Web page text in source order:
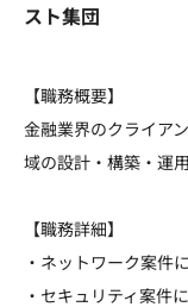
スト集団
【職務概要】
金融業界のクライア
域の設計・構築・運
【職務詳細】
・ネットワーク案件
・セキュリティ案件